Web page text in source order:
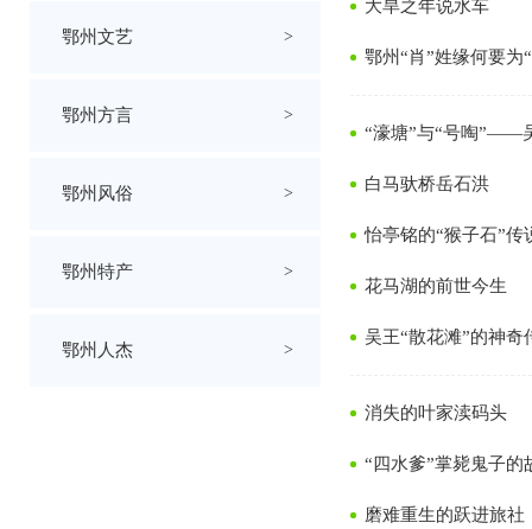
鄂州文艺 >
鄂州方言 >
鄂州风俗 >
鄂州特产 >
鄂州人杰 >
大旱之年说水车
鄂州“肖”姓缘何要为
“濠塘”与“号啕”——
白马驮桥岳石洪
怡亭铭的“猴子石”传
花马湖的前世今生
吴王“散花滩”的神奇
消失的叶家渎码头
“四水爹”掌毙鬼子的
磨难重生的跃进旅社